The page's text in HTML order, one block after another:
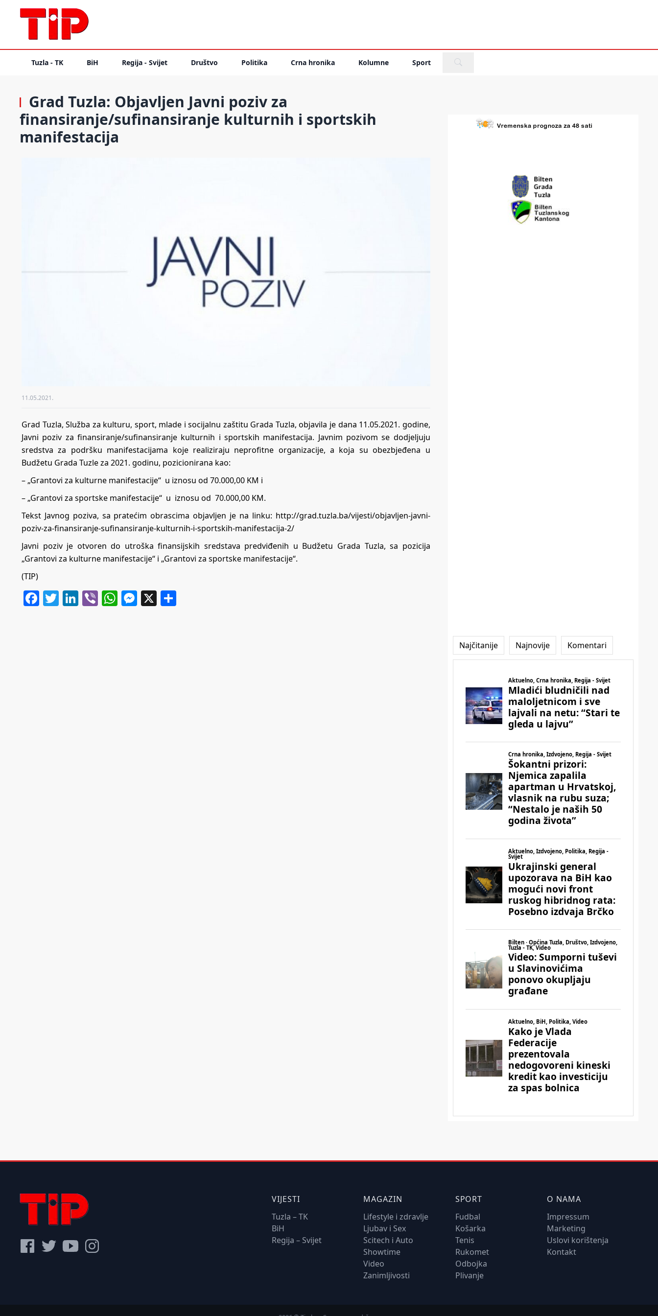
Tuzla - TK BiH Regija - Svijet Društvo Politika Crna hronika Kolumne Sport
Grad Tuzla: Objavljen Javni poziv za
finansiranje/sufinansiranje kulturnih i sportskih
manifestacija
11.05.2021.
Grad Tuzla, Služba za kulturu, sport, mlade i socijalnu zaštitu Grada Tuzla, objavila je dana 11.05.2021. godine,
Javni poziv za finansiranje/sufinansiranje kulturnih i sportskih manifestacija. Javnim pozivom se dodjeljuju
sredstva za podršku manifestacijama koje realiziraju neprofitne organizacije, a koja su obezbjeđena u
Budžetu Grada Tuzle za 2021. godinu, pozicionirana kao:
– „Grantovi za kulturne manifestacije“ u iznosu od 70.000,00 KM i
– „Grantovi za sportske manifestacije“ u iznosu od 70.000,00 KM.
Tekst Javnog poziva, sa pratećim obrascima objavljen je na linku: http://grad.tuzla.ba/vijesti/objavljen-javni-
poziv-za-finansiranje-sufinansiranje-kulturnih-i-sportskih-manifestacija-2/
Javni poziv je otvoren do utroška finansijskih sredstava predviđenih u Budžetu Grada Tuzla, sa pozicija
„Grantovi za kulturne manifestacije“ i „Grantovi za sportske manifestacije“.
(TIP)
Facebook
Twitter
LinkedIn
ViberWhatsApp
Messenger
X
Najčitanije Najnovije Komentari
VIJESTI
Tuzla – TK
BiH
Regija – Svijet
MAGAZIN
Lifestyle i zdravlje
Ljubav i Sex
Scitech i Auto
Showtime
Video
Zanimljivosti
SPORT
Fudbal
Košarka
Tenis
Rukomet
Odbojka
Plivanje
O NAMA
Impressum
Marketing
Uslovi korištenja
Kontakt